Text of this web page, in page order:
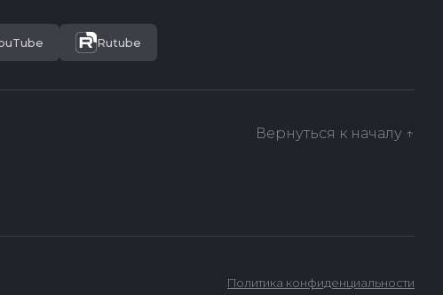
Rutube
Вернуться к началу ↑
Политика конфиденциальности